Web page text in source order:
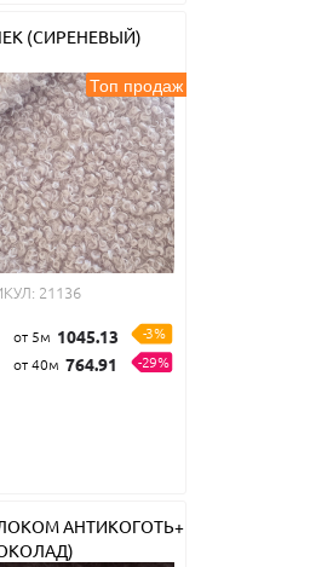
(СИРЕНЕВЫЙ)
Топ продаж
21136
от 5м 1045.13
-3%
от 40м 764.91 -29%
АНТИКОГОТЬ+